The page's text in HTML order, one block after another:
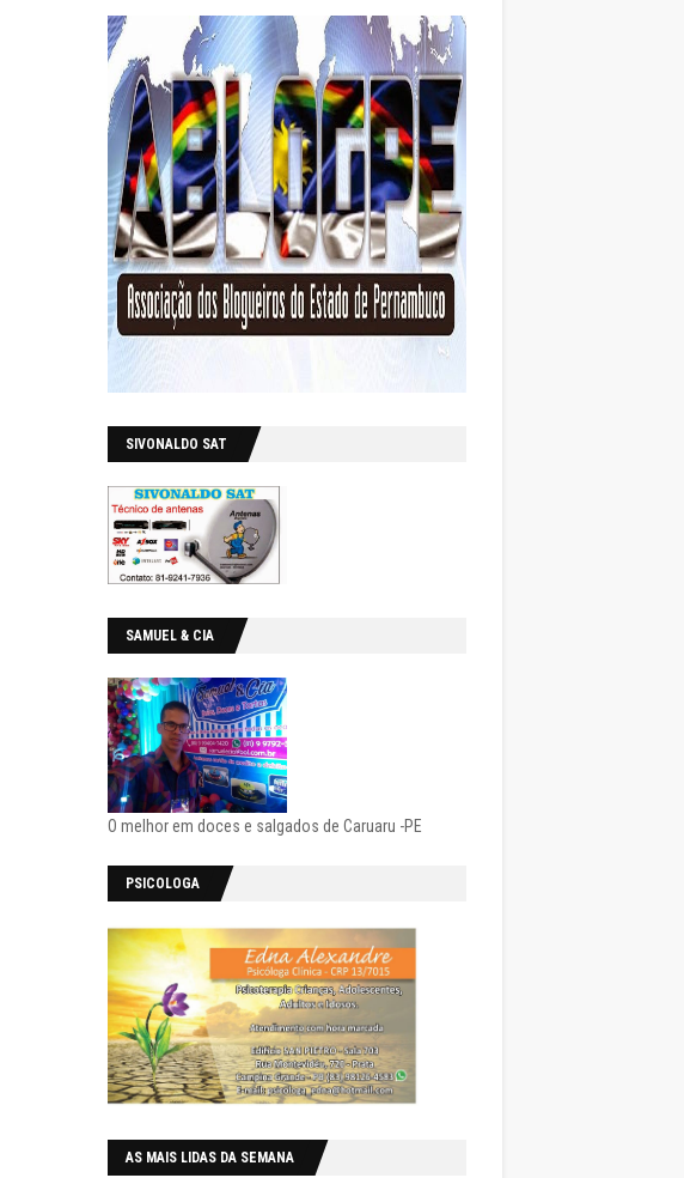
SIVONALDO SAT
SAMUEL & CIA
O melhor em doces e salgados de Caruaru -PE
PSICOLOGA
AS MAIS LIDAS DA SEMANA